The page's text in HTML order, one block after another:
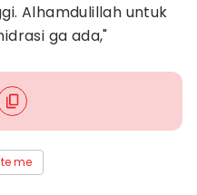
Alhamdulillah untuk
ga ada,"
me